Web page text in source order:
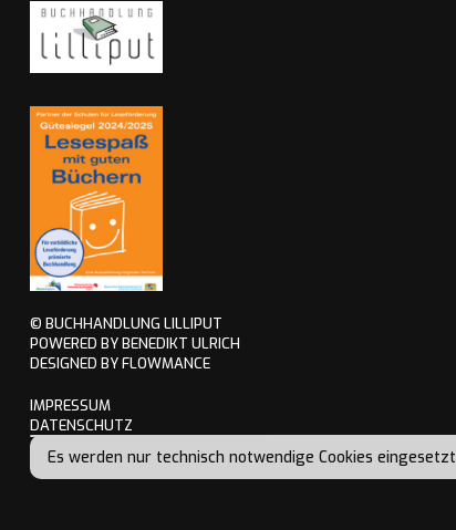
© BUCHHANDLUNG LILLIPUT
POWERED BY BENEDIKT ULRICH
DESIGNED BY FLOWMANCE
IMPRESSUM
DATENSCHUTZ
Es werden nur technisch notwendige Cookies eingesetzt
UNSER ONLINE SHOP